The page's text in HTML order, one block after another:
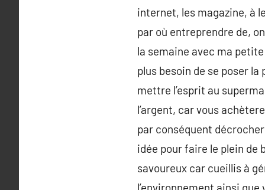
internet, les magazine, à
par où entreprendre de,
la semaine avec ma
plus besoin de se poser
mettre l’esprit au
l’argent, car vous
par conséquent
idée pour faire le plein de
savoureux car cueillis à
l’environnement ainsi